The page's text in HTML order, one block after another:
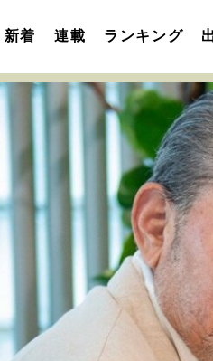
新着 連載 ランキング
決断の裏側
人生が動いた日
セカンドキャリアの描き方 独立
夢を掴む選択